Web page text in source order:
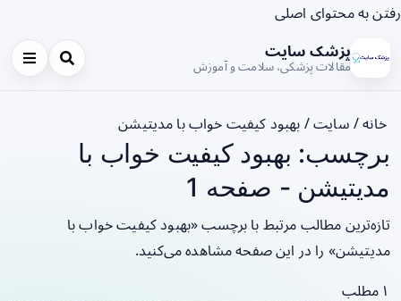
رفتن به محتوای اصلی
پزشک سایت
مقالات پزشکی، سلامت و آموزش
خانه/ سایت/ بهبود کیفیت خواب با مدیتیشن
برچسب: بهبود کیفیت خواب با
مدیتیشن - صفحه 1
تازه‌ترین مطالب مرتبط با برچسب «بهبود کیفیت خواب با
مدیتیشن» را در این صفحه مشاهده می‌کنید.
۱ مطلب